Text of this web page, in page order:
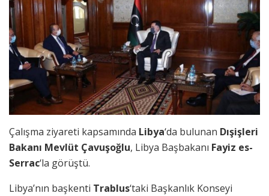
Çalışma ziyareti kapsamında Libya‘da bulunan Dışişleri
Bakanı Mevlüt Çavuşoğlu, Libya Başbakanı Fayiz es-
Serrac‘la görüştü.
Libya’nın başkenti Trablus‘taki Başkanlık Konseyi